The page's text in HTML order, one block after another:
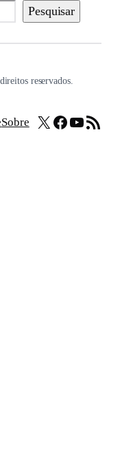
Pesquisar
reservados.
Sobre X Facebook
Youtube
Feed RSS